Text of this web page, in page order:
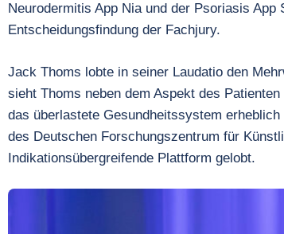
Neurodermitis App Nia und der Psoriasis
Entscheidungsfindung der Fachjury.
Jack Thoms lobte in seiner Laudatio den
sieht Thoms neben dem Aspekt des
das überlastete Gesundheitssystem
des Deutschen Forschungszentrum für
Indikationsübergreifende Plattform gelobt.